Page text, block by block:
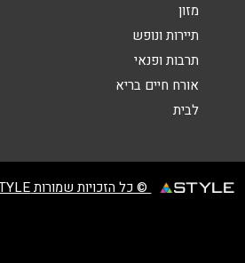
מזון
תיירות ונופש
תרבות ופנאי
אורח חיים בריא
לבית
© כל הזכויות שמורות STYLE ניהול מועדוני לקוחות